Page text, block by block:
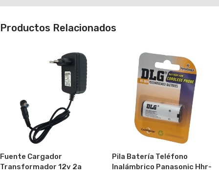
Productos Relacionados
Fuente Cargador
Transformador 12v 2a
Pila Batería Teléfono
Inalámbrico Panasonic Hhr-